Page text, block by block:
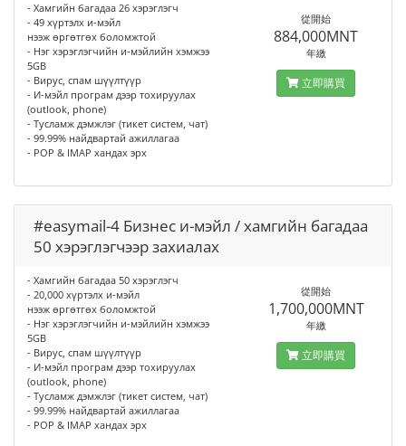
- Хамгийн багадаа 26 хэрэглэгч
- 49 хүртэлх и-мэйл
нээж өргөтгөх боломжтой
- Нэг хэрэглэгчийн и-мэйлийн хэмжээ
5GB
- Вирус, спам шүүлтүүр
- И-мэйл програм дээр тохируулах
(outlook, phone)
- Тусламж дэмжлэг (тикет систем, чат)
- 99.99% найдвартай ажиллагаа
- POP & IMAP хандах эрх
從開始
884,000MNT
年繳
立即購買
#easymail-4 Бизнес и-мэйл / хамгийн багадаа
50 хэрэглэгчээр захиалах
- Хамгийн багадаа 50 хэрэглэгч
- 20,000 хүртэлх и-мэйл
нээж өргөтгөх боломжтой
- Нэг хэрэглэгчийн и-мэйлийн хэмжээ
5GB
- Вирус, спам шүүлтүүр
- И-мэйл програм дээр тохируулах
(outlook, phone)
- Тусламж дэмжлэг (тикет систем, чат)
- 99.99% найдвартай ажиллагаа
- POP & IMAP хандах эрх
從開始
1,700,000MNT
年繳
立即購買